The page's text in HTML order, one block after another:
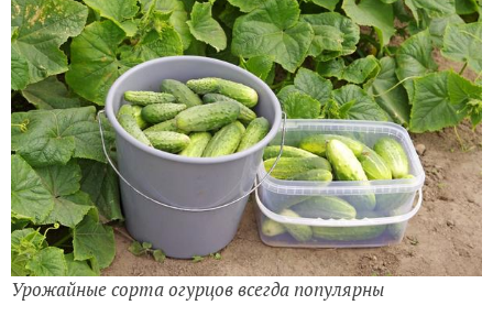
Урожайные сорта огурцов всегда популярны